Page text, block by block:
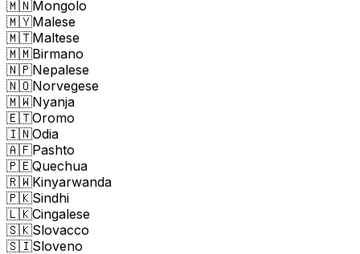
🇲🇳Mongolo
🇲🇾Malese
🇲🇹Maltese
🇲🇲Birmano
🇳🇵Nepalese
🇳🇴Norvegese
🇲🇼Nyanja
🇪🇹Oromo
🇮🇳Odia
🇦🇫Pashto
🇵🇪Quechua
🇷🇼Kinyarwanda
🇵🇰Sindhi
🇱🇰Cingalese
🇸🇰Slovacco
🇸🇮Sloveno